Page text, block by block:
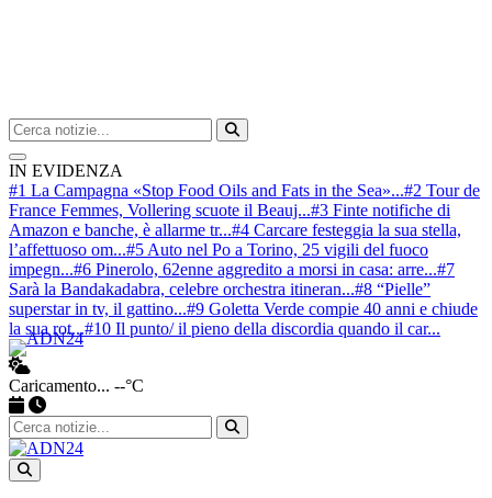
Cerca nel sito Avvia ricerca
IN EVIDENZA
#1 La Campagna «Stop Food Oils and Fats in the Sea»...#2 Tour de
France Femmes, Vollering scuote il Beauj...#3 Finte notifiche di
Amazon e banche, è allarme tr...#4 Carcare festeggia la sua stella,
l’affettuoso om...#5 Auto nel Po a Torino, 25 vigili del fuoco
impegn...#6 Pinerolo, 62enne aggredito a morsi in casa: arre...#7
Sarà la Bandakadabra, celebre orchestra itineran...#8 “Pielle”
superstar in tv, il gattino...#9 Goletta Verde compie 40 anni e chiude
la sua rot...#10 Il punto/ il pieno della discordia quando il car...
Caricamento... --°C
Apri ricerca